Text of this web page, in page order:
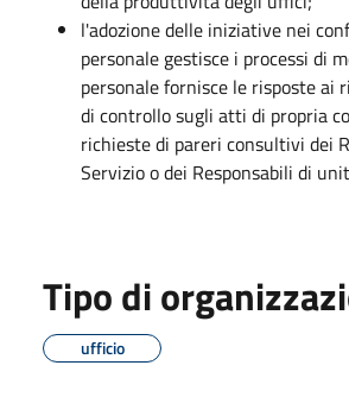
l'adozione delle iniziative nei
personale gestisce i processi di
personale fornisce le risposte ai
di controllo sugli atti di propria
richieste di pareri consultivi dei
Servizio o dei Responsabili di
Tipo di
ufficio